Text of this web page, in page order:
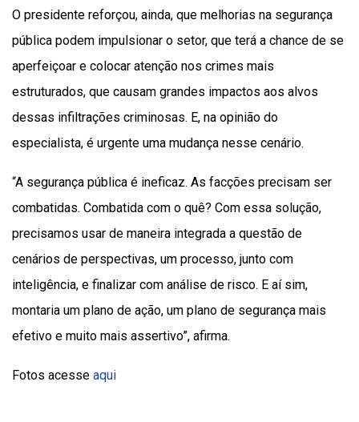
O presidente reforçou, ainda, que melhorias na segurança
pública podem impulsionar o setor, que terá a chance de se
aperfeiçoar e colocar atenção nos crimes mais
estruturados, que causam grandes impactos aos alvos
dessas infiltrações criminosas. E, na opinião do
especialista, é urgente uma mudança nesse cenário.
“A segurança pública é ineficaz. As facções precisam ser
combatidas. Combatida com o quê? Com essa solução,
precisamos usar de maneira integrada a questão de
cenários de perspectivas, um processo, junto com
inteligência, e finalizar com análise de risco. E aí sim,
montaria um plano de ação, um plano de segurança mais
efetivo e muito mais assertivo”, afirma.
Fotos acesse aqui